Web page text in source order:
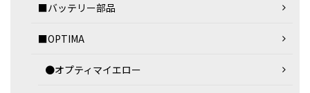
■バッテリー部品
■OPTIMA
●オプティマイエロー